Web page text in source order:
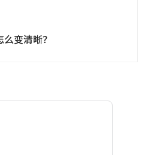
变清晰？